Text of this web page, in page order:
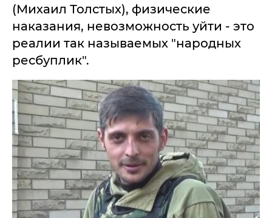
(Михаил Толстых), физические
наказания, невозможность уйти - это
реалии так называемых "народных
ресбуплик".